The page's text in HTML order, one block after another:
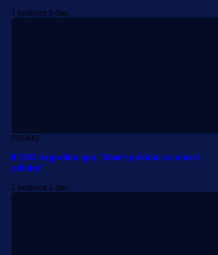
1 sedmica 3 dan
PROMO
II ESG nagradna igra "Smart pokloni za smart
odluke"
2 sedmica 2 dan